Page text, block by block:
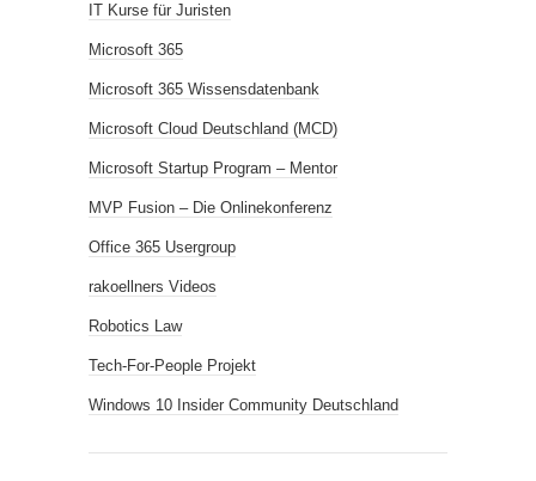
IT Kurse für Juristen
Microsoft 365
Microsoft 365 Wissensdatenbank
Microsoft Cloud Deutschland (MCD)
Microsoft Startup Program – Mentor
MVP Fusion – Die Onlinekonferenz
Office 365 Usergroup
rakoellners Videos
Robotics Law
Tech-For-People Projekt
Windows 10 Insider Community Deutschland